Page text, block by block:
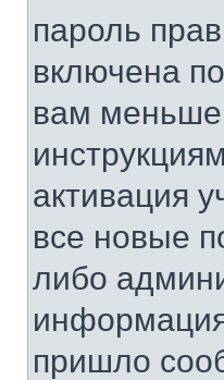
пароль
включена
вам меньше
активация
все новые
либо
пришло